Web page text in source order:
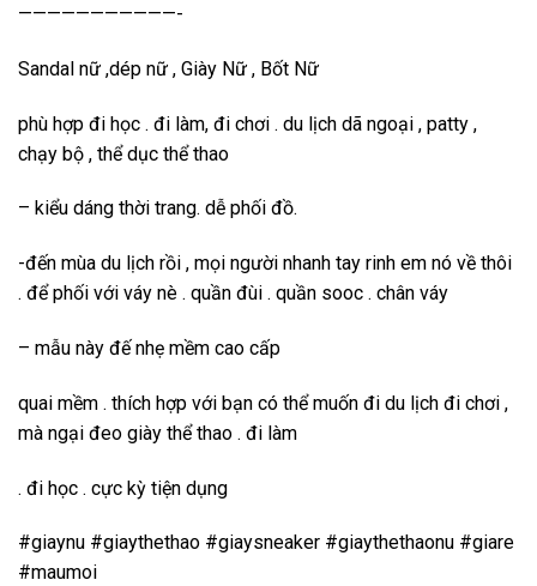
———————————-
Sandal nữ ,dép nữ , Giày Nữ , Bốt Nữ
phù hợp đi học . đi làm, đi chơi . du lịch dã ngoại , patty ,
chạy bộ , thể dục thể thao
– kiểu dáng thời trang. dễ phối đồ.
-đến mùa du lịch rồi , mọi người nhanh tay rinh em nó về thôi
. để phối với váy nè . quần đùi . quần sooc . chân váy
– mẫu này đế nhẹ mềm cao cấp
quai mềm . thích hợp với bạn có thể muốn đi du lịch đi chơi ,
mà ngại đeo giày thể thao . đi làm
. đi học . cực kỳ tiện dụng
#giaynu #giaythethao #giaysneaker #giaythethaonu #giare
#maumoi